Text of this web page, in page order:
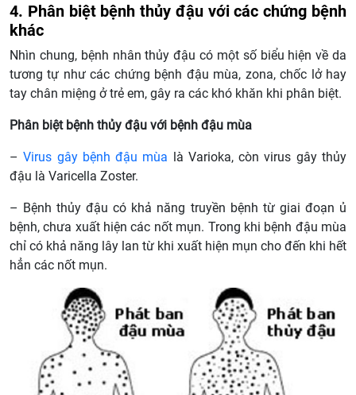
4. Phân biệt bệnh thủy đậu với các chứng bệnh
khác
Nhìn chung, bệnh nhân thủy đậu có một số biểu hiện về da
tương tự như các chứng bệnh đậu mùa, zona, chốc lở hay
tay chân miệng ở trẻ em, gây ra các khó khăn khi phân biệt.
Phân biệt bệnh thủy đậu với bệnh đậu mùa
–Virus gây bệnh đậu mùa là Varioka, còn virus gây thủy
đậu là Varicella Zoster.
– Bệnh thủy đậu có khả năng truyền bệnh từ giai đoạn ủ
bệnh, chưa xuất hiện các nốt mụn. Trong khi bệnh đậu mùa
chỉ có khả năng lây lan từ khi xuất hiện mụn cho đến khi hết
hẳn các nốt mụn.